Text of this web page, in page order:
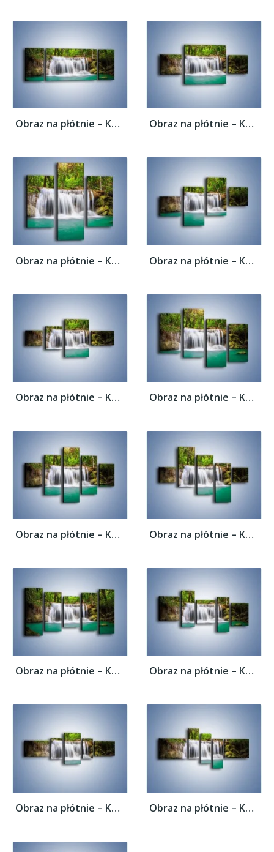
Obraz na płótnie – Kąpiel w środku lasu –... Obraz na płótnie – Kąpiel w środku lasu –...
Obraz na płótnie – Kąpiel w środku lasu –... Obraz na płótnie – Kąpiel w środku lasu –...
Obraz na płótnie – Kąpiel w środku lasu –... Obraz na płótnie – Kąpiel w środku lasu –...
Obraz na płótnie – Kąpiel w środku lasu –... Obraz na płótnie – Kąpiel w środku lasu –...
Obraz na płótnie – Kąpiel w środku lasu –... Obraz na płótnie – Kąpiel w środku lasu –...
Obraz na płótnie – Kąpiel w środku lasu –... Obraz na płótnie – Kąpiel w środku lasu –...